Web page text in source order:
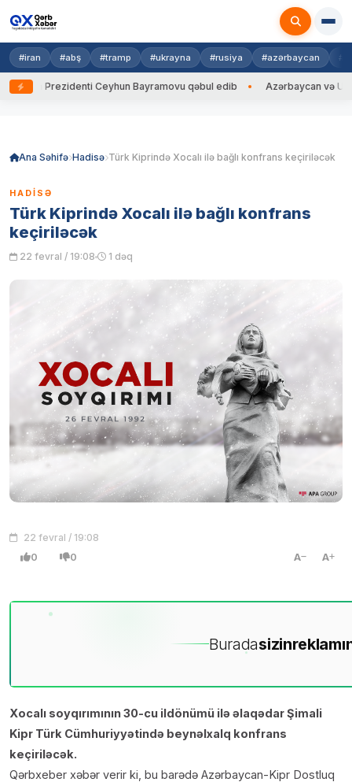
#iran #abş #tramp #ukrayna #rusiya #azərbaycan
Prezidenti Ceyhun Bayramovu qəbul edib Azərbaycan və
Ana Səhifə Hadisə Türk Kiprində Xocalı ilə bağlı konfrans keçiriləcək
HADISƏ
Türk Kiprində Xocalı ilə bağlı konfrans
keçiriləcək
22 fevral / 19:08 1 dəq
22 fevral / 19:08
0 0 A A
Buradasizin
Xocalı soyqırımının 30-cu ildönümü ilə əlaqədar Şimali
Kipr Türk Cümhuriyyətində beynəlxalq konfrans
keçiriləcək.
Qərbxeber xəbər verir ki, bu barədə Azərbaycan-Kipr Dostluq